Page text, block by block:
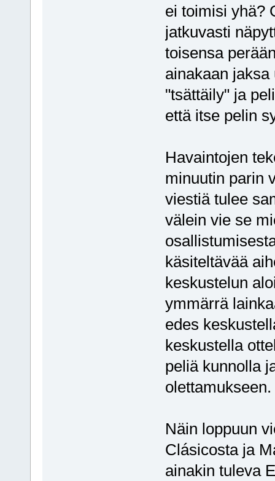
ei toimisi yhä?
jatkuvasti
toisensa
ainakaan
"tsättäily" ja
että itse pelin
Havaintojen
minuutin parin
viestiä tulee
välein vie se
käsiteltävää
keskustelun
ymmärrä
edes
keskustella
peliä kunnolla
olettamukseen.
Näin loppuun
Clásicosta ja
ainakin tuleva